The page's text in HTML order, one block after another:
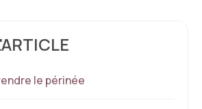
le périnée